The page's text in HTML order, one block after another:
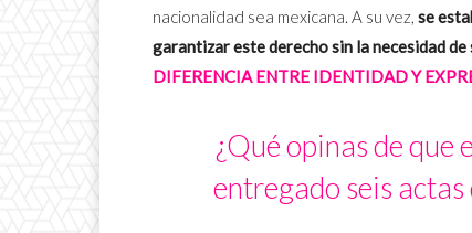
nacionalidad sea mexicana. A su vez, se
garantizar este derecho sin la necesidad
DIFERENCIA ENTRE IDENTIDAD Y
¿Qué opinas de que
entregado seis